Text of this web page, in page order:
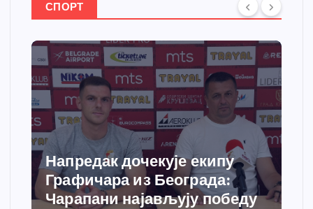
СПОРТ
Спортски центар “Ћићевац”
добија савремени систем
грејања